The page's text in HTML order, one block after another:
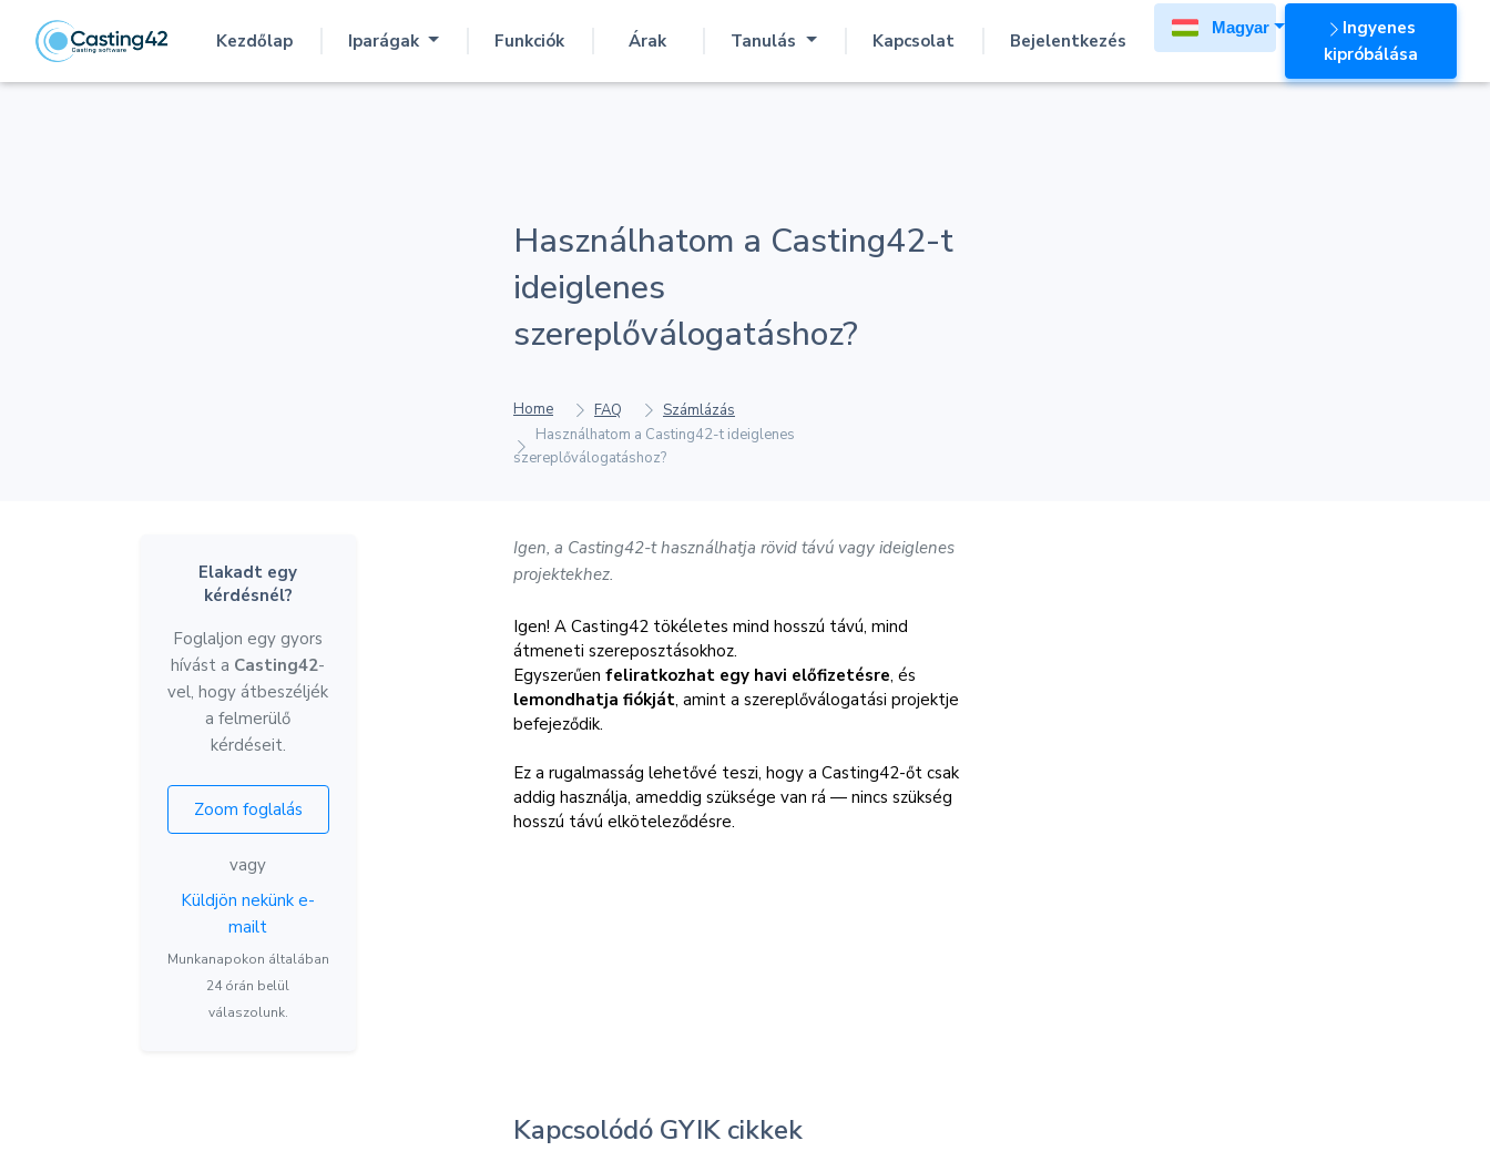
Kezdőlap
(current)
Iparágak Funkciók Árak Tanulás Kapcsolat Bejelentkezés
Magyar
Ingyenes
kipróbálása
Használhatom a Casting42-t
ideiglenes
szereplőválogatáshoz?
Home FAQ
Számlázás
Használhatom a Casting42-t ideiglenes
szereplőválogatáshoz?
Elakadt egy
kérdésnél?
Foglaljon egy gyors
hívást a Casting42-
vel, hogy átbeszéljék
a felmerülő
kérdéseit.
Zoom foglalás
vagy
Küldjön nekünk e-
mailt
Munkanapokon általában
24 órán belül
válaszolunk.
Igen, a Casting42-t használhatja rövid távú vagy ideiglenes
projektekhez.
Igen! A Casting42 tökéletes mind hosszú távú, mind
átmeneti szereposztásokhoz.
Egyszerűen feliratkozhat egy havi előfizetésre, és
lemondhatja fiókját, amint a szereplőválogatási projektje
befejeződik.
Ez a rugalmasság lehetővé teszi, hogy a Casting42-őt csak
addig használja, ameddig szüksége van rá — nincs szükség
hosszú távú elköteleződésre.
Kapcsolódó GYIK cikkek